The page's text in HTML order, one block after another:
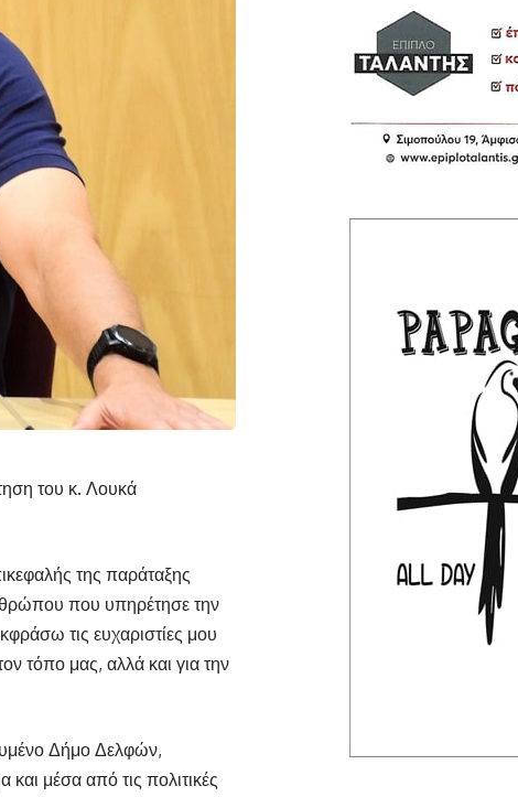
του κ. Λουκά
της παράταξης
που υπηρέτησε την
τις ευχαριστίες μου
τόπο μας, αλλά και για την
Δήμο Δελφών,
μέσα από τις πολιτικές